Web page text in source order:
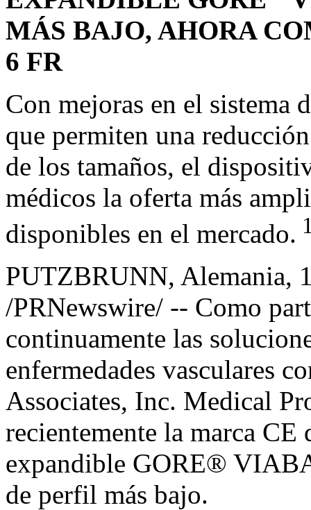
MÁS BAJO, AHORA
6 FR
Con mejoras en el sistema
que permiten una
de los tamaños, el
médicos la oferta más
disponibles en el mercado.
PUTZBRUNN, Alemania,
/PRNewswire/ -- Como
continuamente las
enfermedades vasculares
Associates, Inc. Medical
recientemente la marca
expandible GORE®
de perfil más bajo.